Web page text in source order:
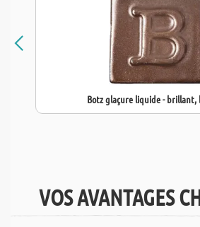
Botz glaçure liquide - brillant,
VOS AVANTAGES